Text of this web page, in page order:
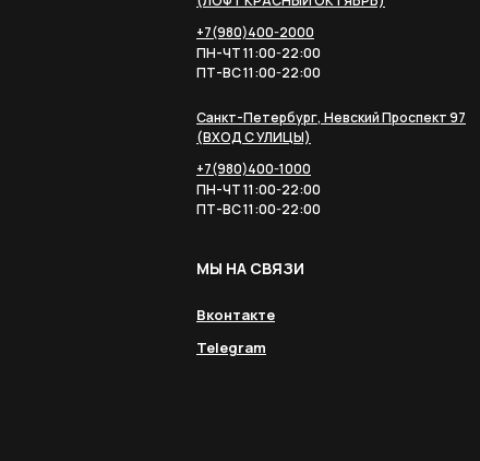
Санкт-Петербург, Невский Проспект 97
(ВХОД С УЛИЦЫ)
+7(980)400-1000
ПН-ЧТ 11:00-22:00
ПТ-ВС 11:00-22:00
+7(980)400-2000
ПН-ЧТ 11:00-22:00
ПТ-ВС 11:00-22:00
МЫ НА СВЯЗИ
Вконтакте
Telegram